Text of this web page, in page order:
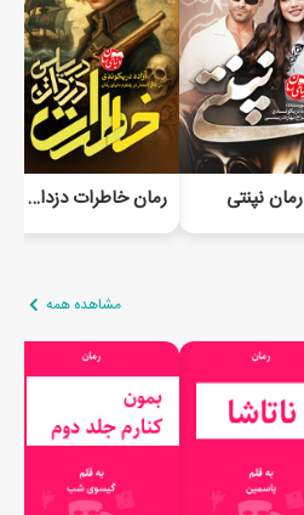
رمان نپنتی رمان خاطرات دزدان دریایی
مشاهده همه